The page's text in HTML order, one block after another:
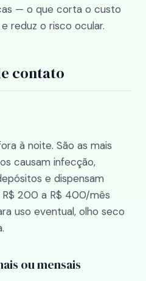
— o que corta o custo
reduz o risco ocular.
contato
à noite. São as mais
causam infecção,
e dispensam
R$ 200 a R$ 400/mês
uso eventual, olho seco
ou mensais